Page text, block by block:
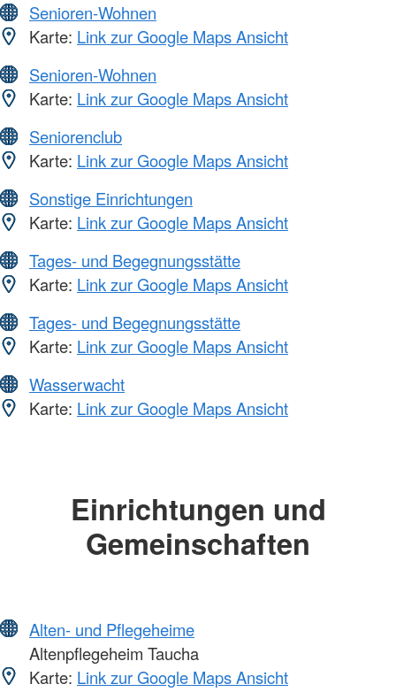
Senioren-Wohnen
Karte: Link zur Google Maps Ansicht
Senioren-Wohnen
Karte: Link zur Google Maps Ansicht
Seniorenclub
Karte: Link zur Google Maps Ansicht
Sonstige Einrichtungen
Karte: Link zur Google Maps Ansicht
Tages- und Begegnungsstätte
Karte: Link zur Google Maps Ansicht
Tages- und Begegnungsstätte
Karte: Link zur Google Maps Ansicht
Wasserwacht
Karte: Link zur Google Maps Ansicht
Einrichtungen und
Gemeinschaften
Alten- und Pflegeheime
Altenpflegeheim Taucha
Karte: Link zur Google Maps Ansicht